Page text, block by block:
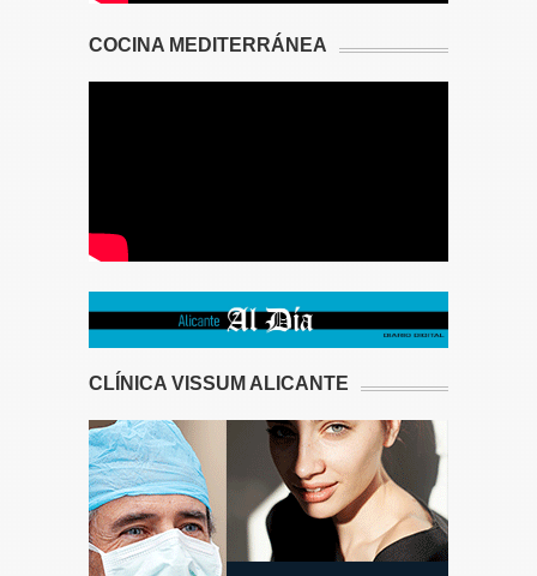
COCINA MEDITERRÁNEA
CLÍNICA VISSUM ALICANTE